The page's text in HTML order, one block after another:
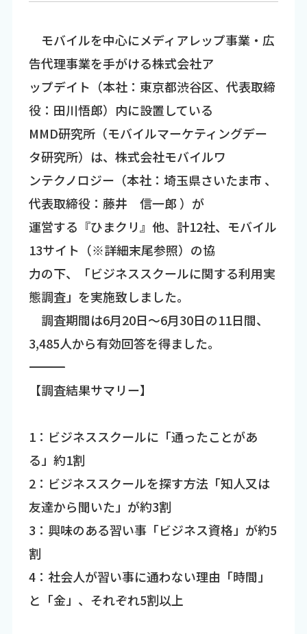
モバイルを中心にメディアレップ事業・広
告代理事業を手がける株式会社ア
ップデイト（本社：東京都渋谷区、代表取締
役：田川悟郎）内に設置している
MMD研究所（モバイルマーケティングデー
タ研究所）は、株式会社モバイルワ
ンテクノロジー（本社：埼玉県さいたま市 、
代表取締役：藤井 信一郎 ）が
運営する『ひまクリ』他、計12社、モバイル
13サイト（※詳細末尾参照）の協
力の下、「ビジネススクールに関する利用実
態調査」を実施致しました。
調査期間は6月20日～6月30日の11日間、
3,485人から有効回答を得ました。
―――――――――――――――――――――――――――――――――――
【調査結果サマリー】
1：ビジネススクールに「通ったことがあ
る」約1割
2：ビジネススクールを探す方法「知人又は
友達から聞いた」が約3割
3：興味のある習い事「ビジネス資格」が約5
割
4：社会人が習い事に通わない理由「時間」
と「金」、それぞれ5割以上